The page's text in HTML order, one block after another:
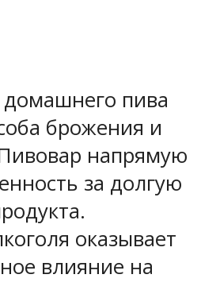
пива
брожения и
напрямую
за долгую
оказывает
влияние на